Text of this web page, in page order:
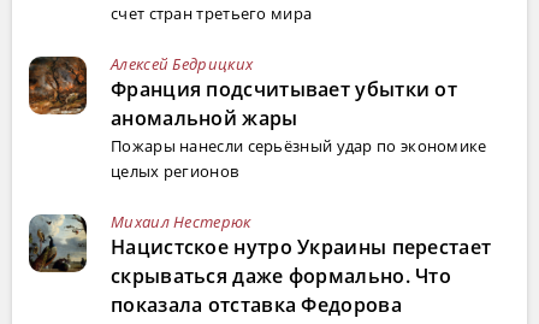
счет стран третьего мира
Алексей Бедрицких
Франция подсчитывает убытки от
аномальной жары
Пожары нанесли серьёзный удар по экономике
целых регионов
Михаил Нестерюк
Нацистское нутро Украины перестает
скрываться даже формально. Что
показала отставка Федорова